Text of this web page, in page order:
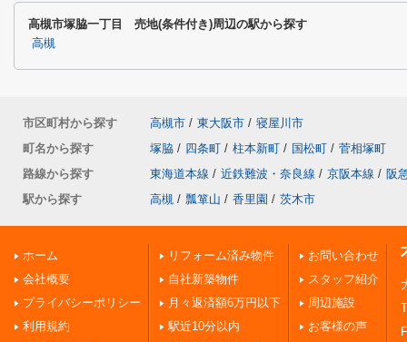
高槻市塚脇一丁目 売地(条件付き)周辺の駅から探す
高槻
市区町村から探す 高槻市 / 東大阪市 / 寝屋川市
町名から探す
塚脇 / 四条町 / 柱本新町 / 国松町 / 菅相塚町
路線から探す
東海道本線 / 近鉄難波・奈良線 / 京阪本線 / 阪
駅から探す
高槻 / 瓢箪山 / 香里園 / 茨木市
ホーム
会社概要
プライバシーポリシー
利用規約
リフォーム済み物件
自社新築物件
月々返済額6万円以下
駅近10分以内
お問い合わせ
スタッフ紹介
周辺施設
お客様の声